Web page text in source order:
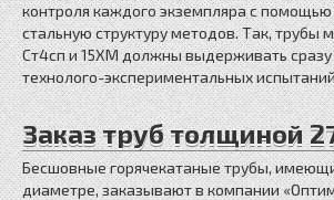
контроля каждого экземпляра с
стальную структуру методов. Так, трубы
Ст4сп и 15ХМ должны выдерживать сразу
технолого-экспериментальных
Заказ труб толщиной
Бесшовные горячекатаные трубы,
диаметре, заказывают в компании